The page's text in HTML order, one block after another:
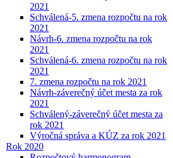
2021
Schválená-5. zmena rozpočtu na rok
2021
Návrh-6. zmena rozpočtu na rok
2021
Schválená-6. zmena rozpočtu na rok
2021
7. zmena rozpočtu na rok 2021
Návrh-záverečný účet mesta za rok
2021
Schválený-záverečný účet mesta za
rok 2021
Výročná správa a KÚZ za rok 2021
Rok 2020